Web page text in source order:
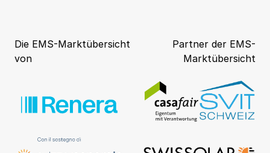
Die EMS-Marktübersicht
von
Partner der EMS-
Marktübersicht